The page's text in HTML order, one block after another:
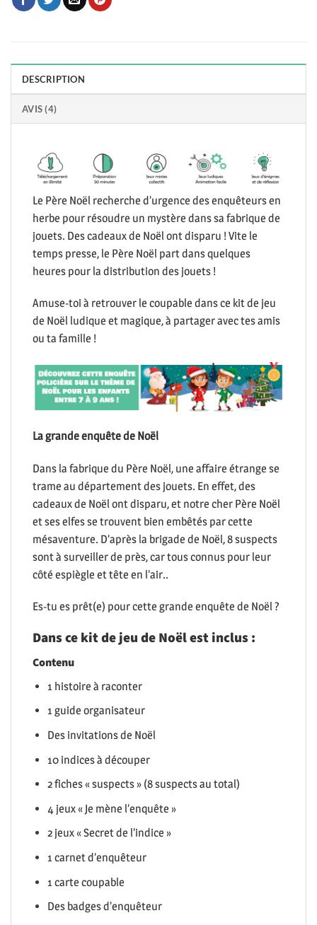
DESCRIPTION
AVIS (4)
Le Père Noël recherche d’urgence des enquêteurs en
herbe pour résoudre un mystère dans sa fabrique de
jouets. Des cadeaux de Noël ont disparu ! Vite le
temps presse, le Père Noël part dans quelques
heures pour la distribution des jouets !
Amuse-toi à retrouver le coupable dans ce kit de jeu
de Noël ludique et magique, à partager avec tes amis
ou ta famille !
La grande enquête de Noël
Dans la fabrique du Père Noël, une affaire étrange se
trame au département des jouets. En effet, des
cadeaux de Noël ont disparu, et notre cher Père Noël
et ses elfes se trouvent bien embêtés par cette
mésaventure. D’après la brigade de Noël, 8 suspects
sont à surveiller de près, car tous connus pour leur
côté espiègle et tête en l’air..
Es-tu es prêt(e) pour cette grande enquête de Noël ?
Dans ce kit de jeu de Noël est inclus :
Contenu
1 histoire à raconter
1 guide organisateur
Des invitations de Noël
10 indices à découper
2 fiches « suspects » (8 suspects au total)
4 jeux « Je mène l’enquête »
2 jeux « Secret de l’indice »
1 carnet d’enquêteur
1 carte coupable
Des badges d’enquêteur